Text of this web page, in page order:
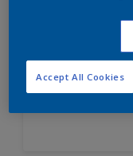
Accept All Cookies